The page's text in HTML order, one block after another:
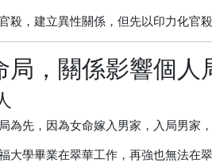
殺，建立異性關係，但先以印力化官
局，關係影響個人
為先，因為女命嫁入男家，入局男家
大學畢業在翠華工作，再強也無法在